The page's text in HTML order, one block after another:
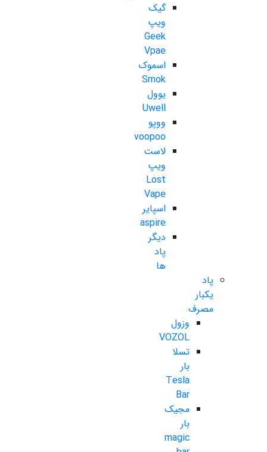
گیک
ویپ
Geek
Vpae
اسموک
Smok
یوول
Uwell
ووپو
voopoo
لاست
ویپ
Lost
Vape
اسپایر
aspire
دیگر
پاد
ها
پاد
یکبار
مصرف
وزول
VOZOL
تسلا
بار
Tesla
Bar
مجیک
بار
magic